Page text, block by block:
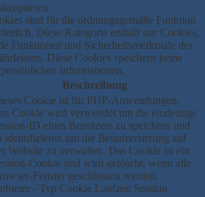
sind für die ordnungsgemäße Funktion
Diese Kategorie enthält nur Cookies,
Funktionen und Sicherheitsmerkmale der
Diese Cookies speichern keine
persönlichen Informationen.
Beschreibung
Cookie ist für PHP-Anwendungen.
Cookie wird verwendet um die eindeutige
ID eines Benutzers zu speichern und
identifizieren um die Benutzersitzung auf
Website zu verwalten. Das Cookie ist ein
Cookie und wird gelöscht, wenn alle
Fenster geschlossen werden.
- Typ Cookie Laufzeit Session